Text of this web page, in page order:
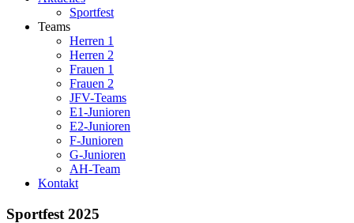
Sportfest
Teams
Herren 1
Herren 2
Frauen 1
Frauen 2
JFV-Teams
E1-Junioren
E2-Junioren
F-Junioren
G-Junioren
AH-Team
Kontakt
Sportfest 2025